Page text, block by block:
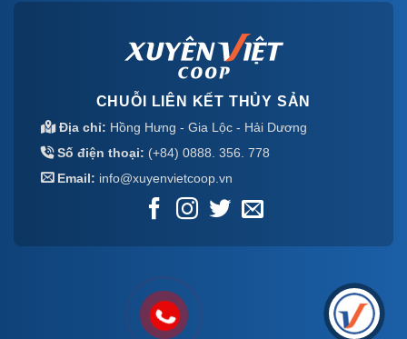
CHUỖI LIÊN KẾT THỦY SẢN
Địa chỉ: Hồng Hưng - Gia Lộc - Hải Dương
Số điện thoại: (+84) 0888. 356. 778
Email: info@xuyenvietcoop.vn